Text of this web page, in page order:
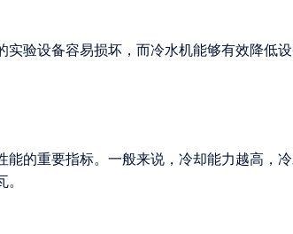
实验设备容易损坏，而冷水机能够有效降低
能的重要指标。一般来说，冷却能力越高，